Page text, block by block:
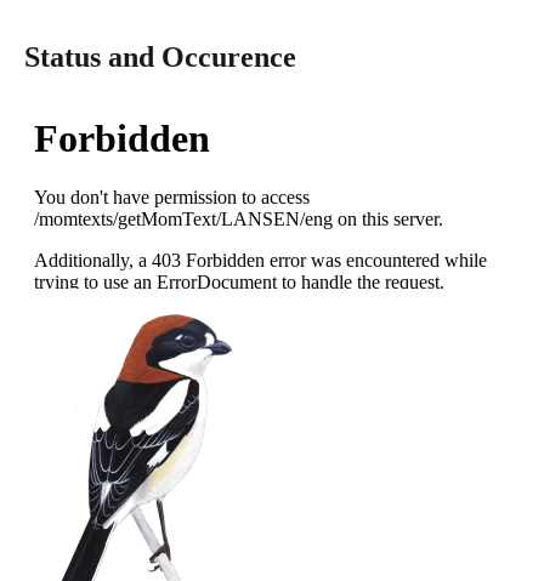
Status and Occurence